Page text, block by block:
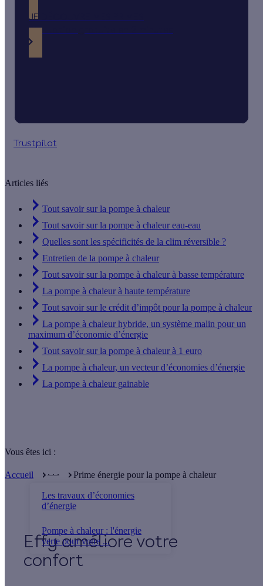
JE DÉCOUVRE MES PRIMES
Simulation gratuite en 2 minutes
Trustpilot
Articles liés
Tout savoir sur la pompe à chaleur
Tout savoir sur la pompe à chaleur eau-eau
Quelles sont les spécificités de la clim réversible ?
Entretien de la pompe à chaleur
Tout savoir sur la pompe à chaleur à basse température
La pompe à chaleur à haute température
Tout savoir sur le crédit d’impôt pour la pompe à chaleur
La pompe à chaleur hybride, un système malin pour un
maximum d’économie d’énergie
Tout savoir sur la pompe à chaleur à 1 euro
La pompe à chaleur, un vecteur d’économies d’énergie
La pompe à chaleur gainable
Vous êtes ici :
Accueil . . .
Les travaux d’économies
d’énergie
Pompe à chaleur : l'énergie
verte pour votre ...
Prime énergie pour la pompe à chaleur
Effy